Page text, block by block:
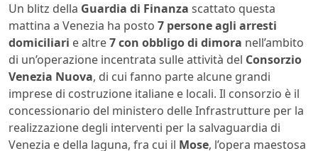
Un blitz della Guardia di Finanza scattato questa
mattina a Venezia ha posto 7 persone agli arresti
domiciliari e altre7 con obbligo di dimora nell’ambito
di un’operazione incentrata sulle attività del Consorzio
Venezia Nuova, di cui fanno parte alcune grandi
imprese di costruzione italiane e locali. Il consorzio è il
concessionario del ministero delle Infrastrutture per la
realizzazione degli interventi per la salvaguardia di
Venezia e della laguna, fra cui il Mose, l’opera maestosa